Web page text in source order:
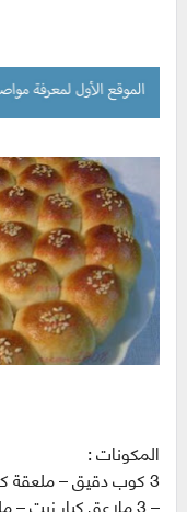
المكونات :
3 كوب دقيق – ملعقة